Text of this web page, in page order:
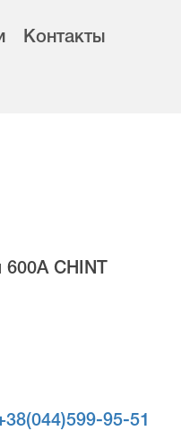
Контакты
CHINT
95-51